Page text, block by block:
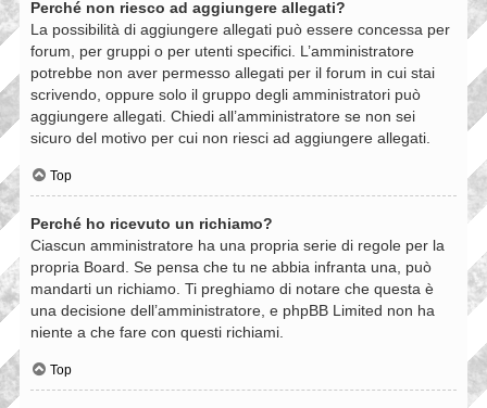
Perché non riesco ad aggiungere allegati?
La possibilità di aggiungere allegati può essere concessa per
forum, per gruppi o per utenti specifici. L’amministratore
potrebbe non aver permesso allegati per il forum in cui stai
scrivendo, oppure solo il gruppo degli amministratori può
aggiungere allegati. Chiedi all’amministratore se non sei
sicuro del motivo per cui non riesci ad aggiungere allegati.
Top
Perché ho ricevuto un richiamo?
Ciascun amministratore ha una propria serie di regole per la
propria Board. Se pensa che tu ne abbia infranta una, può
mandarti un richiamo. Ti preghiamo di notare che questa è
una decisione dell’amministratore, e phpBB Limited non ha
niente a che fare con questi richiami.
Top